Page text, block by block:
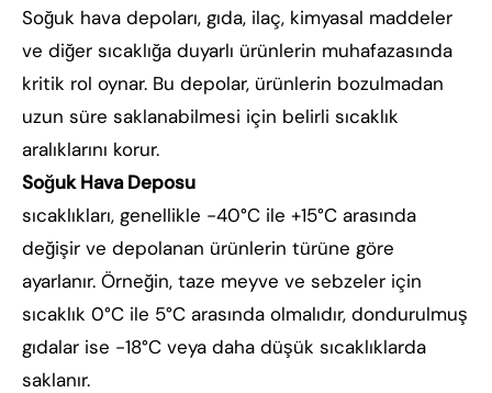
Soğuk hava depoları, gıda, ilaç, kimyasal maddeler
ve diğer sıcaklığa duyarlı ürünlerin muhafazasında
kritik rol oynar. Bu depolar, ürünlerin bozulmadan
uzun süre saklanabilmesi için belirli sıcaklık
aralıklarını korur.
Soğuk Hava Deposu
sıcaklıkları, genellikle -40°C ile +15°C arasında
değişir ve depolanan ürünlerin türüne göre
ayarlanır. Örneğin, taze meyve ve sebzeler için
sıcaklık 0°C ile 5°C arasında olmalıdır, dondurulmuş
gıdalar ise -18°C veya daha düşük sıcaklıklarda
saklanır.